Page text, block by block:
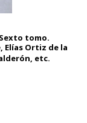
tomo.
Elías Ortiz de la
etc.